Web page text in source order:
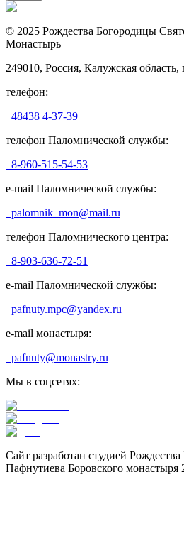
© 2025 Рождества Богородицы
Монастырь
249010, Россия, Калужская область,
телефон:
48438 4-37-39
телефон Паломнической службы:
8-960-515-54-53
e-mail Паломнической службы:
palomnik_mon@mail.ru
телефон Паломнического центра:
8-903-636-72-51
e-mail Паломнической службы:
pafnuty.mpc@yandex.ru
e-mail монастыря:
pafnuty@monastry.ru
Мы в соцсетях:
Сайт разработан студией
Пафнутиева Боровского монастыря